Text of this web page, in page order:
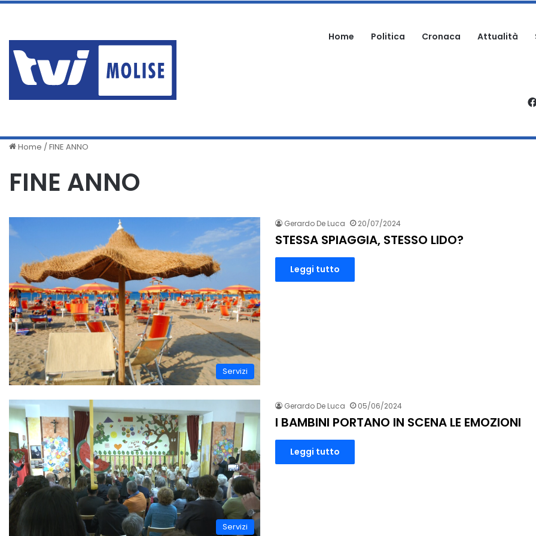
Home Politica Cronaca Attualità
Home /FINE ANNO
FINE ANNO
Servizi
Gerardo De Luca 20/07/2024
STESSA SPIAGGIA, STESSO LIDO?
Leggi tutto
Servizi
Gerardo De Luca 05/06/2024
I BAMBINI PORTANO IN SCENA LE EMOZIONI
Leggi tutto